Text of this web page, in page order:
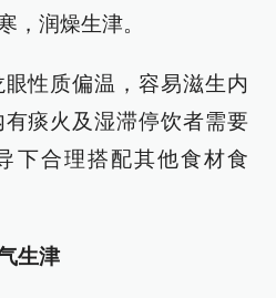
，润燥生津。
性质偏温，容易滋生内
痰火及湿滞停饮者需要
下合理搭配其他食材食
生津